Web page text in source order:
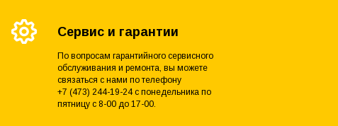
Сервис и гарантии
По вопросам гарантийного сервисного
обслуживания и ремонта, вы можете
связаться с нами по телефону
+7 (473) 244-19-24 с понедельника по
пятницу с 8-00 до 17-00.